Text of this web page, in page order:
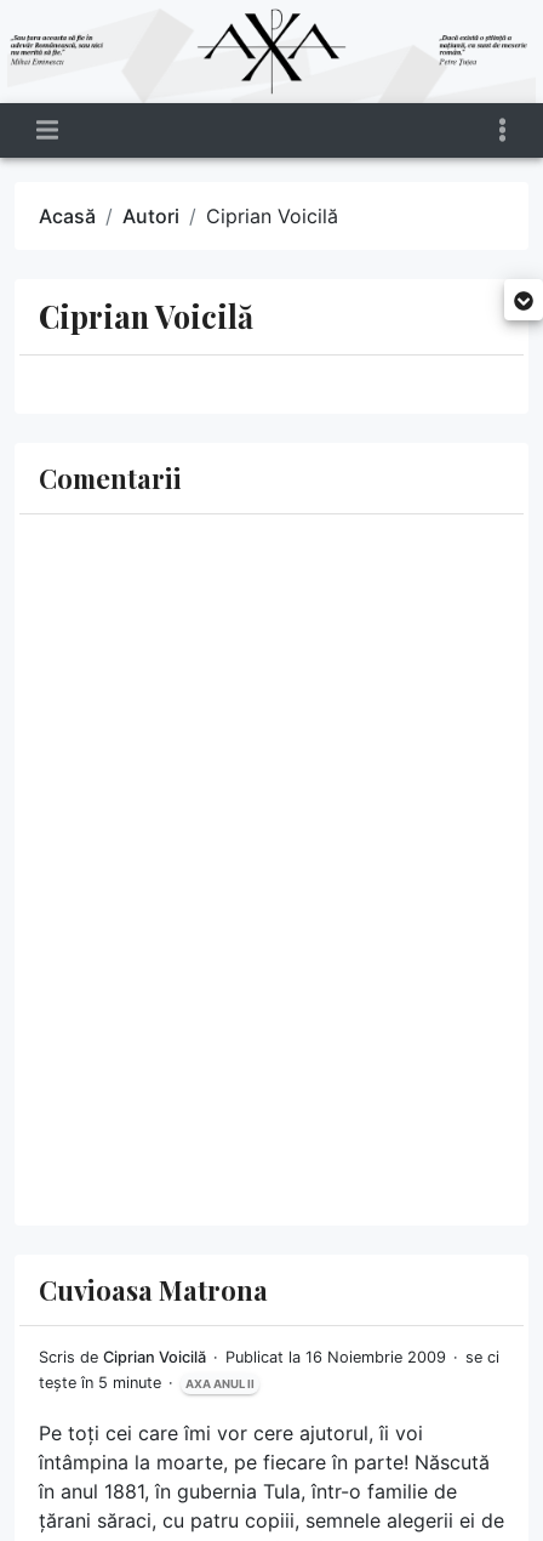
Acasă Autori Ciprian Voicilă
Ciprian Voicilă
Comentarii
Cuvioasa Matrona
Scris de Ciprian Voicilă Publicat la 16 Noiembrie 2009
se ci
tește în 5 minute
AXA ANUL II
Pe toți cei care îmi vor cere ajutorul, îi voi
întâmpina la moarte, pe fiecare în parte! Născută
în anul 1881, în gubernia Tula, într-o familie de
țărani săraci, cu patru copiii, semnele alegerii ei de